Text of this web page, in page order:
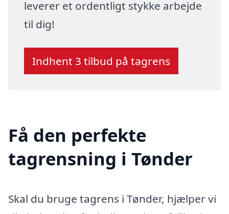
leverer et ordentligt stykke arbejde
til dig!
Indhent 3 tilbud på tagrens
Få den perfekte
tagrensning i Tønder
Skal du bruge tagrens i Tønder, hjælper vi